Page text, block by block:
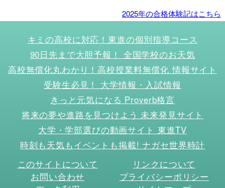
2025年の合格体験記はこちら
キミの高校に対応！東進の個別指導コース
90日先まで大胆予報！ 全国学校のお天気
高校無償化丸わかり！高校授業料無償化 情報サイト
受験生必見！ 大学情報・入試情報
きっと元気になる Proverb格言
将来の夢や進路を見つけよう 未来発見サイト
大学・学部選びの動画サイト 東進TV
時刻も天気もイベントも掲載! ナガセ世界時計
このサイトについて
リンクについて
お問い合わせ
プライバシーポリシー